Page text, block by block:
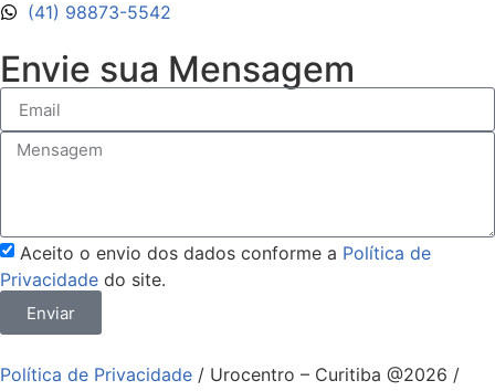
(41) 98873-5542
Envie sua Mensagem
Aceito o envio dos dados conforme a Política de
Privacidade do site.
Enviar
Política de Privacidade / Urocentro – Curitiba @2026 /